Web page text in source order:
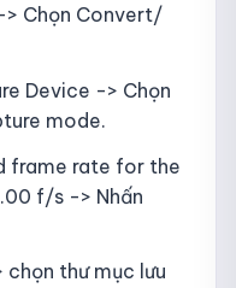
> Chọn Convert/
Device -> Chọn
mode.
frame rate for the
f/s -> Nhấn
thư mục lưu